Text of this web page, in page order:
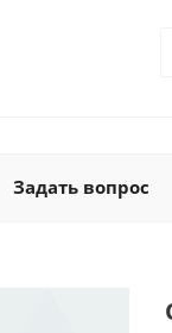
Задать вопрос